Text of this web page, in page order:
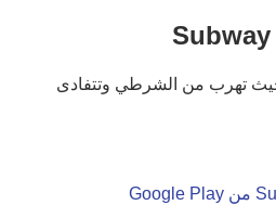
حيث تهرب من الشرطي وتتفادى